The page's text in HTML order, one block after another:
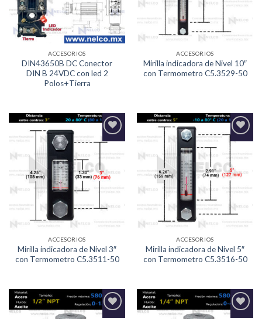
ACCESORIOS
DIN43650B DC Conector
DIN B 24VDC con led 2
Polos+Tierra
ACCESORIOS
Mirilla indicadora de Nivel 10″
con Termometro C5.3529-50
Agregar
Lista de
deseos
ACCESORIOS
Mirilla indicadora de Nivel 3″
con Termometro C5.3511-50
Agregar
Lista de
deseos
ACCESORIOS
Mirilla indicadora de Nivel 5″
con Termometro C5.3516-50